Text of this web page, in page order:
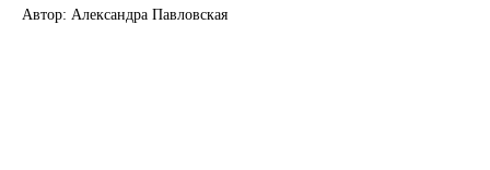
Автор: Александра Павловская